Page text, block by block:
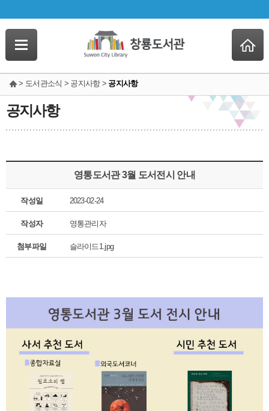
> 도서관소식 > 공지사항 > 공지사항
공지사항
영통도서관 3월 도서전시 안내
작성일 2023-02-24
작성자 영통관리자
첨부파일 슬라이드1.jpg